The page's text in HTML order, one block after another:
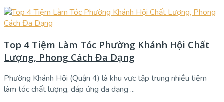
Top 4 Tiệm Làm Tóc Phường Khánh Hội Chất
Lượng, Phong Cách Đa Dạng
Phường Khánh Hội (Quận 4) là khu vực tập trung nhiều tiệm
làm tóc chất lượng, đáp ứng đa dạng ...